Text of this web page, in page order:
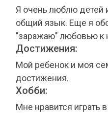
Я очень люблю детей
общий язык. Еще я
"заражаю" любовью к
Достижения:
Мой ребенок и моя
достижения.
Хобби:
Мне нравится играть